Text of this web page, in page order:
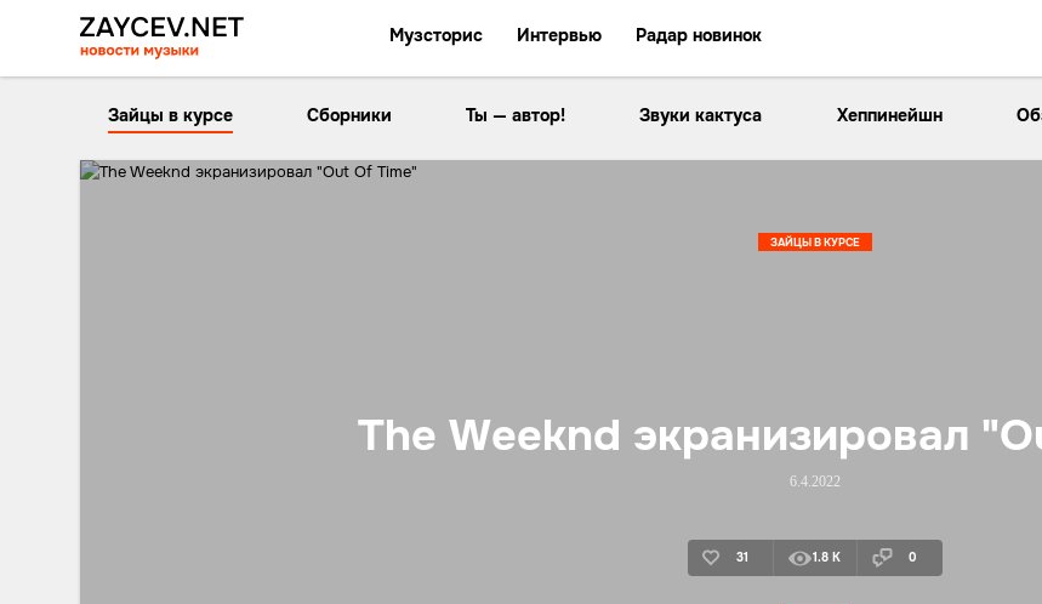
Музсторис Интервью Радар новинок
Зайцы в курсе Сборники Ты — автор! Звуки кактуса Хеппинейшн
The Weeknd экранизировал
6.4.2022
31 1.8 K 0
ЗАЙЦЫ В КУРСЕ